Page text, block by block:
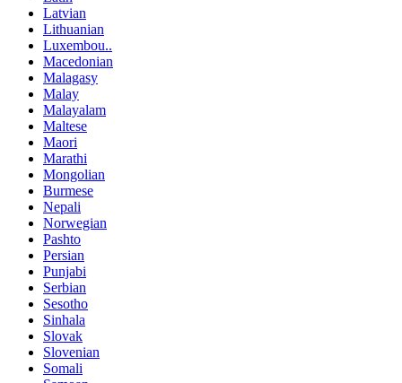
Latvian
Lithuanian
Luxembou..
Macedonian
Malagasy
Malay
Malayalam
Maltese
Maori
Marathi
Mongolian
Burmese
Nepali
Norwegian
Pashto
Persian
Punjabi
Serbian
Sesotho
Sinhala
Slovak
Slovenian
Somali